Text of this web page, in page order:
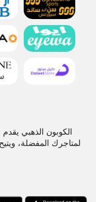
الكوبون الذهبي
لمتاجرك المفضلة،